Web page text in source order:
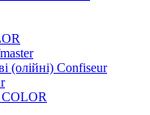
(олійні) Confiseur